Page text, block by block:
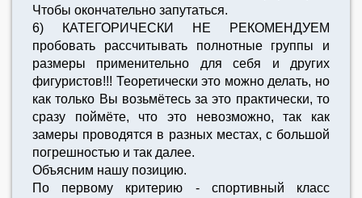
Чтобы окончательно запутаться.
6) КАТЕГОРИЧЕСКИ НЕ РЕКОМЕНДУЕМ
пробовать рассчитывать полнотные группы и
размеры применительно для себя и других
фигуристов!!! Теоретически это можно делать, но
как только Вы возьмётесь за это практически, то
сразу поймёте, что это невозможно, так как
замеры проводятся в разных местах, с большой
погрешностью и так далее.
Объясним нашу позицию.
По первому критерию - спортивный класс